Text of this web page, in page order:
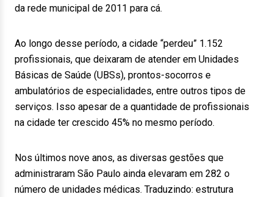
da rede municipal de 2011 para cá.
Ao longo desse período, a cidade “perdeu” 1.152
profissionais, que deixaram de atender em Unidades
Básicas de Saúde (UBSs), prontos-socorros e
ambulatórios de especialidades, entre outros tipos de
serviços. Isso apesar de a quantidade de profissionais
na cidade ter crescido 45% no mesmo período.
Nos últimos nove anos, as diversas gestões que
administraram São Paulo ainda elevaram em 282 o
número de unidades médicas. Traduzindo: estrutura